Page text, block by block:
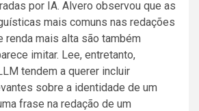
por IA. Alvero observou que as
mais comuns nas redações
renda mais alta são também
imitar. Lee, entretanto,
tendem a querer incluir
sobre a identidade de um
frase na redação de um